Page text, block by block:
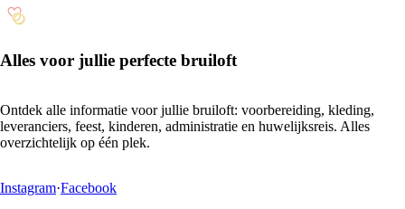
Alles voor jullie perfecte bruiloft
Ontdek alle informatie voor jullie bruiloft: voorbereiding, kleding,
leveranciers, feest, kinderen, administratie en huwelijksreis. Alles
overzichtelijk op één plek.
Instagram·Facebook